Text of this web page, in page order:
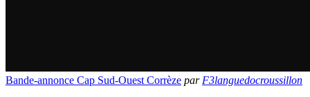
Bande-annonce Cap Sud-Ouest Corrèze parF3languedocroussillon